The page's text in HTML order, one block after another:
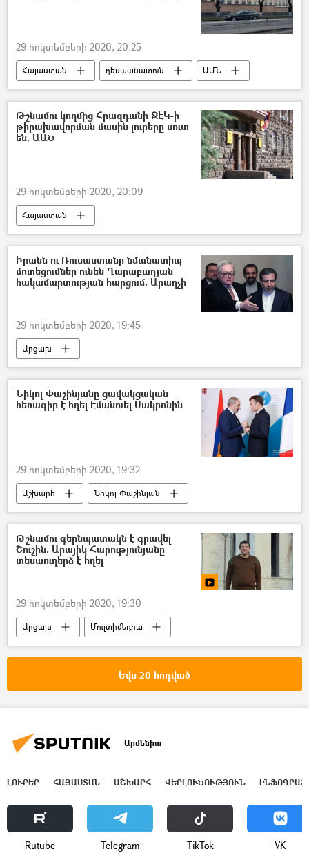
29 հոկտեմբերի 2020, 20:25
Հայաստան դեսպանատուն ԱՄՆ
Թշնամու կողմից Հրազդանի ՋԷԿ-ի
թիրախավորման մասին լուրերը սուտ
են. ԱԱԾ
29 հոկտեմբերի 2020, 20:09
Հայաստան
ՀՀ ազգային անվտանգության ծառայություն. ԱԱԾ
թշնամի
Ադրբեջան
Հրազդան
Ադրբեջանական ագրեսիան Արցախում - 2020
Իրանն ու Ռուսաստանը նմանատիպ
մոտեցումներ ունեն Ղարաբաղյան
հակամարտության հարցում. Արաղչի
29 հոկտեմբերի 2020, 19:45
Արցախ
Իրանի Իսլամական Հանրապետություն
Ղարաբաղյան հակամարտություն
Թուրքիա
Նիկոլ Փաշինյանը ցավակցական
հեռագիր է հղել Էմանուել Մակրոնին
29 հոկտեմբերի 2020, 19:32
Աշխարհ
Նիկոլ Փաշինյան
Էմանուել Մակրոն
ցավակցություն
Նիցցա
ահաբեկիչ
Ահաբեկչություն
Թշնամու գերնպատակն է գրավել
Շուշին. Արայիկ Հարությունյանը
տեսաուղերձ է հղել
29 հոկտեմբերի 2020, 19:30
Արցախ
Մուլտիմեդիա
Տեսանյութեր
Արցախյան պատերազմ
Արցախի նախագահ Արայիկ Հարությունյան
Եվս 20 հոդված
Արմենիա
ԼՈՒՐԵՐ ՀԱՅԱՍՏԱՆ ԱՇԽԱՐՀ ՎԵՐԼՈՒԾՈՒԹՅՈՒՆ
Rutube Telegram ТikТоk VK